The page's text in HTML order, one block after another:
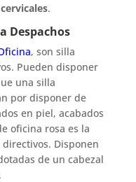
.
Despachos
, son silla
Pueden disponer
una silla
por disponer de
en piel, acabados
oficina rosa es la
Disponen
de un cabezal